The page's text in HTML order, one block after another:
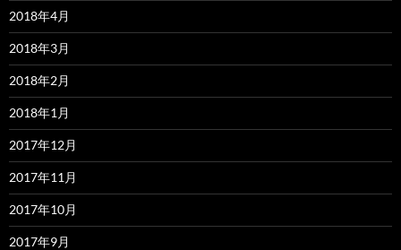
2018年4月
2018年3月
2018年2月
2018年1月
2017年12月
2017年11月
2017年10月
2017年9月